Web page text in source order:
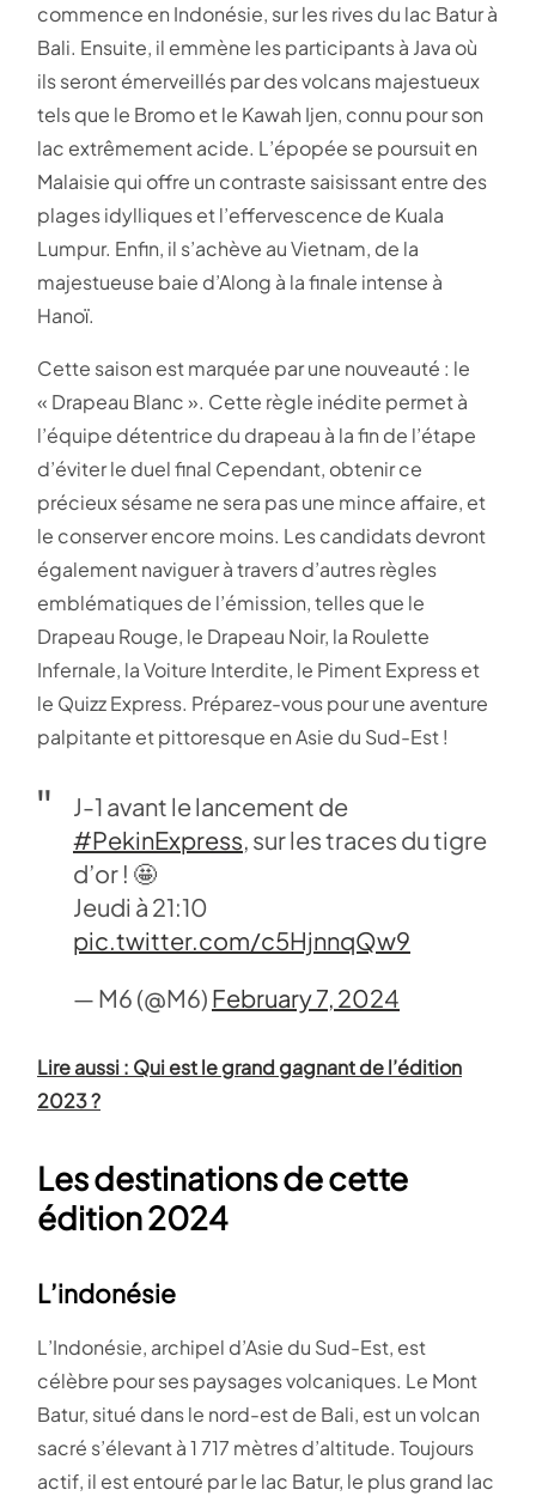
commence en Indonésie, sur les rives du lac Batur à
Bali. Ensuite, il emmène les participants à Java où
ils seront émerveillés par des volcans majestueux
tels que le Bromo et le Kawah Ijen, connu pour son
lac extrêmement acide. L’épopée se poursuit en
Malaisie qui offre un contraste saisissant entre des
plages idylliques et l’effervescence de Kuala
Lumpur. Enfin, il s’achève au Vietnam, de la
majestueuse baie d’Along à la finale intense à
Hanoï.
Cette saison est marquée par une nouveauté : le
« Drapeau Blanc ». Cette règle inédite permet à
l’équipe détentrice du drapeau à la fin de l’étape
d’éviter le duel final Cependant, obtenir ce
précieux sésame ne sera pas une mince affaire, et
le conserver encore moins. Les candidats devront
également naviguer à travers d’autres règles
emblématiques de l’émission, telles que le
Drapeau Rouge, le Drapeau Noir, la Roulette
Infernale, la Voiture Interdite, le Piment Express et
le Quizz Express. Préparez-vous pour une aventure
palpitante et pittoresque en Asie du Sud-Est !
J-1 avant le lancement de
#PekinExpress, sur les traces du tigre
d’or ! 🤩
Jeudi à 21:10
pic.twitter.com/c5HjnnqQw9
— M6 (@M6) February 7, 2024
Lire aussi : Qui est le grand gagnant de l’édition
2023 ?
Les destinations de cette
édition 2024
L’indonésie
L’Indonésie, archipel d’Asie du Sud-Est, est
célèbre pour ses paysages volcaniques. Le Mont
Batur, situé dans le nord-est de Bali, est un volcan
sacré s’élevant à 1 717 mètres d’altitude. Toujours
actif, il est entouré par le lac Batur, le plus grand lac